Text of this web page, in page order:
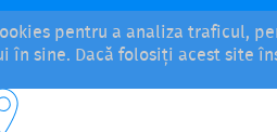
pentru a analiza traficul,
în sine. Dacă folosiți acest site